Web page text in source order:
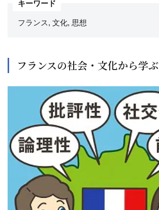
キーワード
フランス, 文化, 思想
フランスの社会・文化から学ぶ